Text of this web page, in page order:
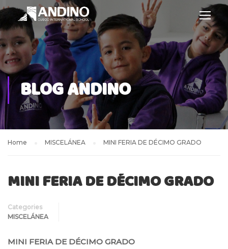
BLOG ANDINO
Home MISCELÁNEA MINI FERIA DE DÉCIMO GRADO
MINI FERIA DE DÉCIMO GRADO
Categories
MISCELÁNEA
MINI FERIA DE DÉCIMO GRADO